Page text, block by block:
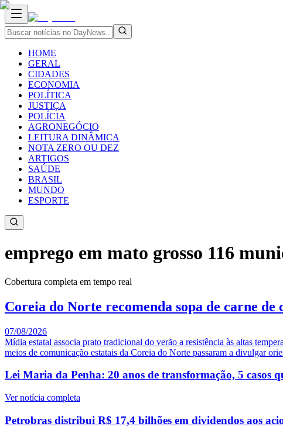
HOME
GERAL
CIDADES
ECONOMIA
POLÍTICA
JUSTIÇA
POLÍCIA
AGRONEGÓCIO
LEITURA DINÂMICA
NOTA ZERO OU DEZ
ARTIGOS
SAÚDE
BRASIL
MUNDO
ESPORTE
emprego em mato grosso 116
Cobertura completa em tempo real
Coreia do Norte recomenda sopa de carne
07/08/2026
Mídia estatal associa prato tradicional do verão a resistência às altas
meios de comunicação estatais da Coreia do Norte passaram a divulgar
Lei Maria da Penha: 20 anos de transformação, 5 casos
Ver notícia completa
Petrobras distribui R$ 17,4 bilhões em dividendos aos